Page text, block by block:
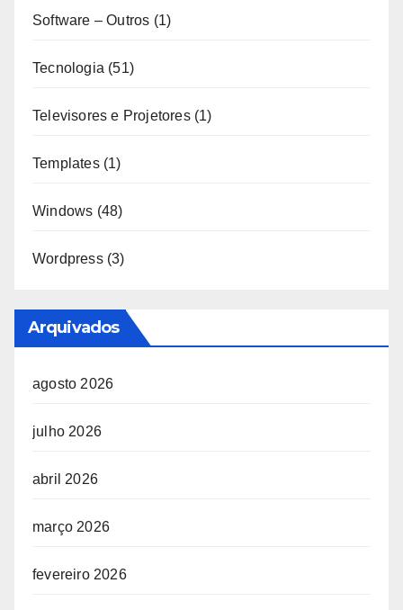
Software – Outros (1)
Tecnologia (51)
Televisores e Projetores(1)
Templates(1)
Windows (48)
Wordpress(3)
Arquivados
agosto 2026
julho 2026
abril 2026
março 2026
fevereiro 2026